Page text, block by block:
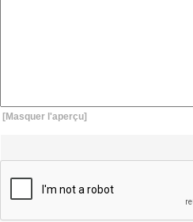
[Masquer l'aperçu]